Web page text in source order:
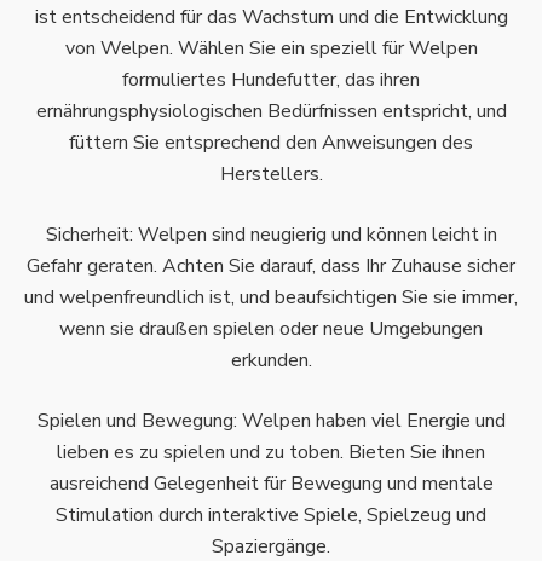
ist entscheidend für das Wachstum und die Entwicklung
von Welpen. Wählen Sie ein speziell für Welpen
formuliertes Hundefutter, das ihren
ernährungsphysiologischen Bedürfnissen entspricht, und
füttern Sie entsprechend den Anweisungen des
Herstellers.
Sicherheit: Welpen sind neugierig und können leicht in
Gefahr geraten. Achten Sie darauf, dass Ihr Zuhause sicher
und welpenfreundlich ist, und beaufsichtigen Sie sie immer,
wenn sie draußen spielen oder neue Umgebungen
erkunden.
Spielen und Bewegung: Welpen haben viel Energie und
lieben es zu spielen und zu toben. Bieten Sie ihnen
ausreichend Gelegenheit für Bewegung und mentale
Stimulation durch interaktive Spiele, Spielzeug und
Spaziergänge.